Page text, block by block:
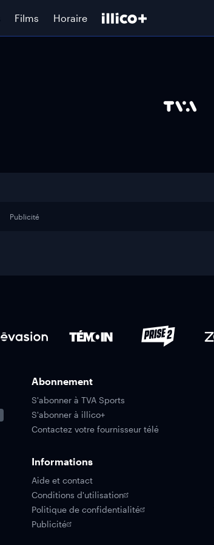
Films Horaire
Publicité
Abonnement
S'abonner à TVA Sports
S'abonner à illico+
Contactez votre fournisseur télé
Informations
Aide et contact
Conditions d'utilisation
Politique de confidentialité
Publicité